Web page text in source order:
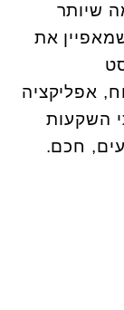
שיותר
את
אפליקציה
השקעות
חכם.